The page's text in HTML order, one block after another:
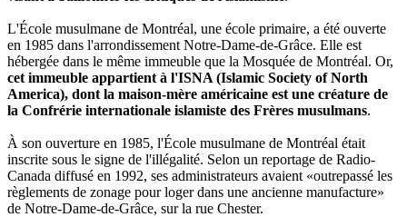
L'École musulmane de Montréal, une école primaire, a été ouverte
en 1985 dans l'arrondissement Notre-Dame-de-Grâce. Elle est
hébergée dans le même immeuble que la Mosquée de Montréal. Or,
cet immeuble appartient à l'ISNA (Islamic Society of North
America), dont la maison-mère américaine est une créature de
la Confrérie internationale islamiste des Frères musulmans.
À son ouverture en 1985, l'École musulmane de Montréal était
inscrite sous le signe de l'illégalité. Selon un reportage de Radio-
Canada diffusé en 1992, ses administrateurs avaient «outrepassé les
règlements de zonage pour loger dans une ancienne manufacture»
de Notre-Dame-de-Grâce, sur la rue Chester.